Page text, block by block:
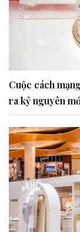
Cuộc cách
ra kỷ nguyên